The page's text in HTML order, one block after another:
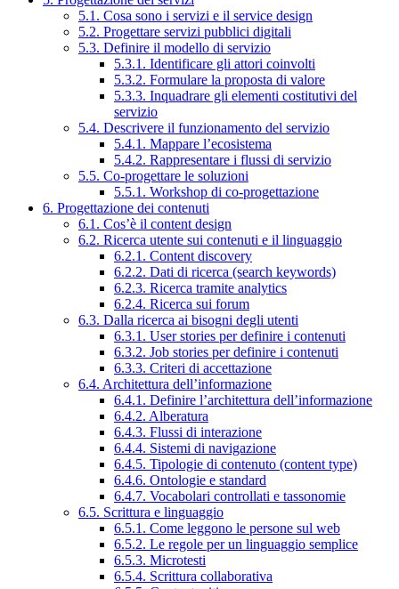
5.1. Cosa sono i servizi e il service design
5.2. Progettare servizi pubblici digitali
5.3. Definire il modello di servizio
5.3.1. Identificare gli attori coinvolti
5.3.2. Formulare la proposta di valore
5.3.3. Inquadrare gli elementi costitutivi del
servizio
5.4. Descrivere il funzionamento del servizio
5.4.1. Mappare l’ecosistema
5.4.2. Rappresentare i flussi di servizio
5.5. Co-progettare le soluzioni
5.5.1. Workshop di co-progettazione
6. Progettazione dei contenuti
6.1. Cos’è il content design
6.2. Ricerca utente sui contenuti e il linguaggio
6.2.1. Content discovery
6.2.2. Dati di ricerca (search keywords)
6.2.3. Ricerca tramite analytics
6.2.4. Ricerca sui forum
6.3. Dalla ricerca ai bisogni degli utenti
6.3.1. User stories per definire i contenuti
6.3.2. Job stories per definire i contenuti
6.3.3. Criteri di accettazione
6.4. Architettura dell’informazione
6.4.1. Definire l’architettura dell’informazione
6.4.2. Alberatura
6.4.3. Flussi di interazione
6.4.4. Sistemi di navigazione
6.4.5. Tipologie di contenuto (content type)
6.4.6. Ontologie e standard
6.4.7. Vocabolari controllati e tassonomie
6.5. Scrittura e linguaggio
6.5.1. Come leggono le persone sul web
6.5.2. Le regole per un linguaggio semplice
6.5.3. Microtesti
6.5.4. Scrittura collaborativa